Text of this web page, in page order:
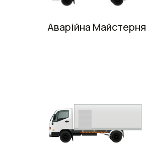
Аварійна Майстерня